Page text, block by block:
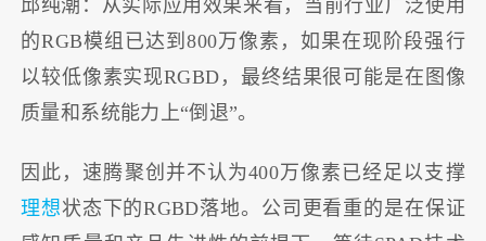
邱纯潮：从实际应用效果来看，当前行业广泛使用
的RGB模组已达到800万像素，如果在现阶段强行
以较低像素实现RGBD，最终结果很可能是在图像
质量和系统能力上“倒退”。
因此，速腾聚创并不认为400万像素已经足以支撑
理想状态下的RGBD落地。公司更看重的是在保证